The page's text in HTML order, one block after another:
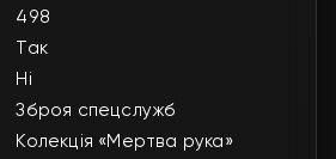
498
Так
Ні
Зброя спецслужб
Колекція «Мертва рука»